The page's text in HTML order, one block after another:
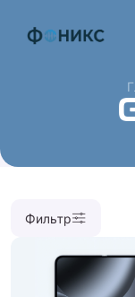
Фильтр